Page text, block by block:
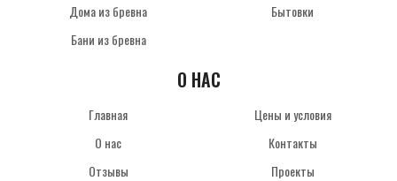
Дома из бревна
Бани из бревна
Бытовки
О НАС
Главная
О нас
Отзывы
Цены и условия
Контакты
Проекты